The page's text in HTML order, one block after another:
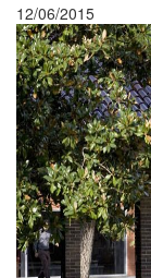
12/06/2015